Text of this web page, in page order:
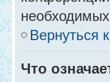
Вернуться
Что